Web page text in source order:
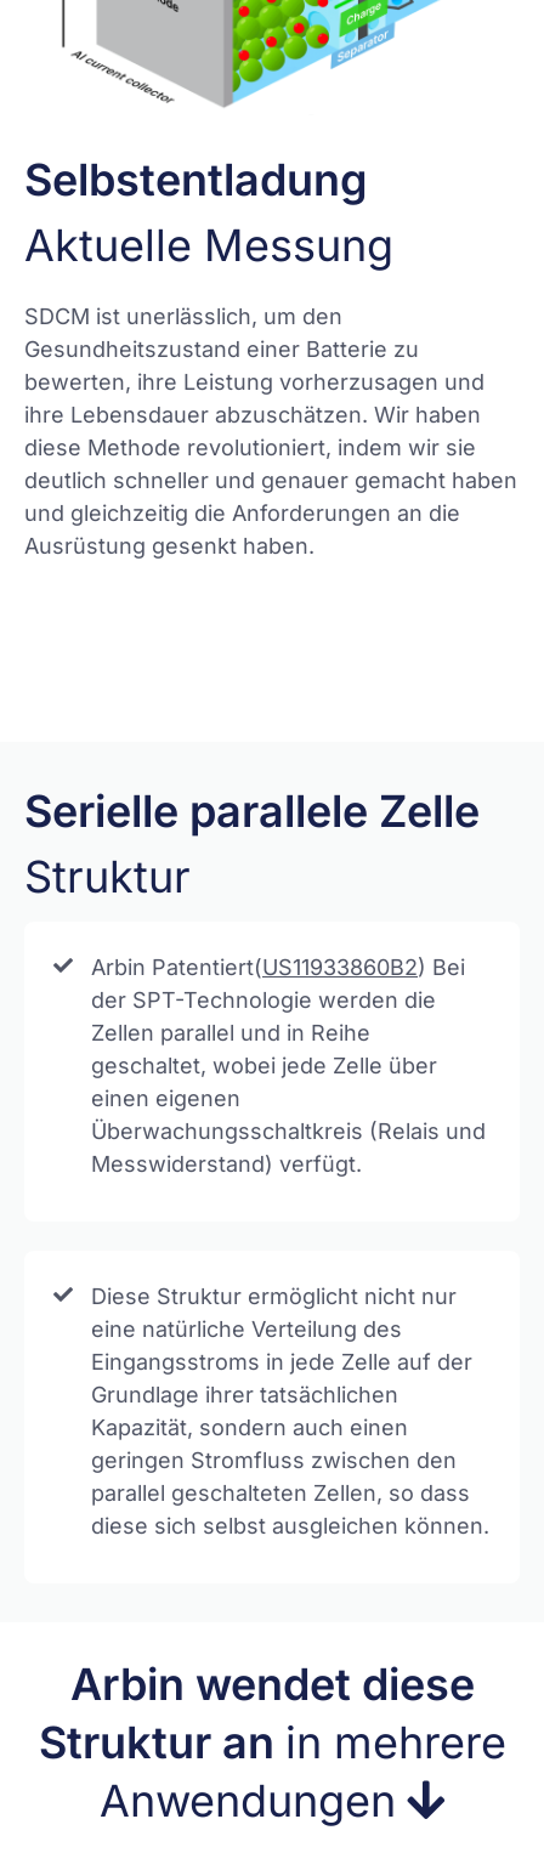
Selbstentladung
Aktuelle Messung
SDCM ist unerlässlich, um den
Gesundheitszustand einer Batterie zu
bewerten, ihre Leistung vorherzusagen und
ihre Lebensdauer abzuschätzen. Wir haben
diese Methode revolutioniert, indem wir sie
deutlich schneller und genauer gemacht haben
und gleichzeitig die Anforderungen an die
Ausrüstung gesenkt haben.
Serielle parallele Zelle
Struktur
Arbin Patentiert(US11933860B2) Bei
der SPT-Technologie werden die
Zellen parallel und in Reihe
geschaltet, wobei jede Zelle über
einen eigenen
Überwachungsschaltkreis (Relais und
Messwiderstand) verfügt.
Diese Struktur ermöglicht nicht nur
eine natürliche Verteilung des
Eingangsstroms in jede Zelle auf der
Grundlage ihrer tatsächlichen
Kapazität, sondern auch einen
geringen Stromfluss zwischen den
parallel geschalteten Zellen, so dass
diese sich selbst ausgleichen können.
Arbin wendet diese
Struktur an in mehrere
Anwendungen